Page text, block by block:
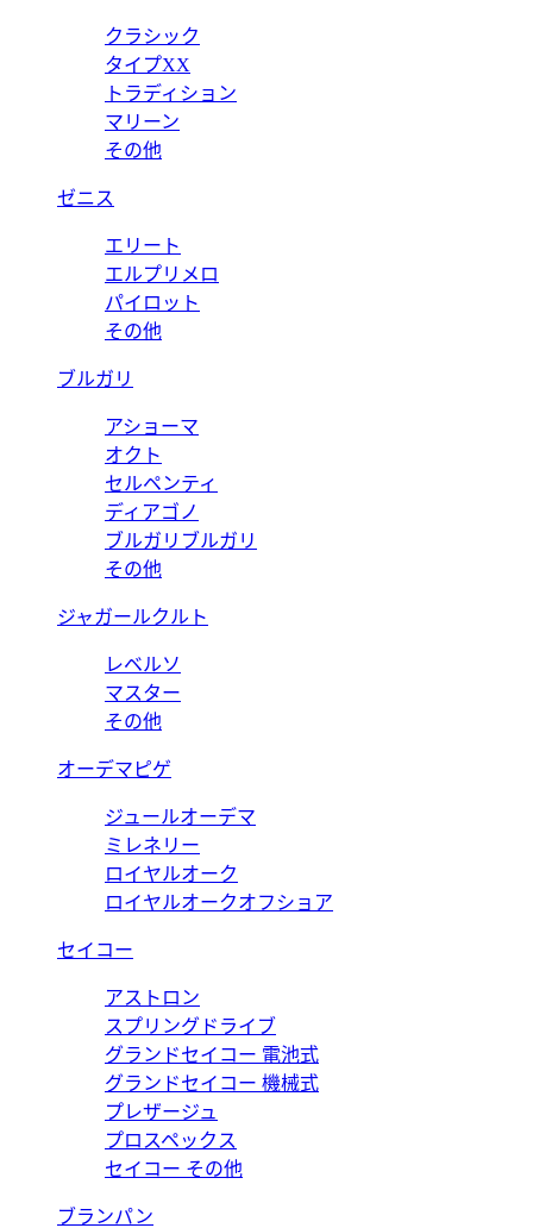
クラシック
タイプXX
トラディション
マリーン
その他
ゼニス
エリート
エルプリメロ
パイロット
その他
ブルガリ
アショーマ
オクト
セルペンティ
ディアゴノ
ブルガリブルガリ
その他
ジャガールクルト
レベルソ
マスター
その他
オーデマピゲ
ジュールオーデマ
ミレネリー
ロイヤルオーク
ロイヤルオークオフショア
セイコー
アストロン
スプリングドライブ
グランドセイコー 電池式
グランドセイコー 機械式
プレザージュ
プロスペックス
セイコー その他
ブランパン